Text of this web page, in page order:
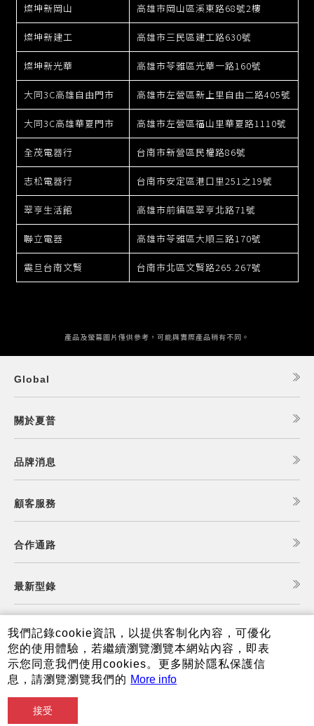
燦坤新岡山 高雄市岡山區溪東路68號2樓
燦坤新建工 高雄市三民區建工路630號
燦坤新光華 高雄市苓雅區光華一路160號
大同3C高雄自由門市 高雄市左營區新上里自由二路405號
大同3C高雄華夏門市 高雄市左營區福山里華夏路1110號
全茂電器行 台南市新營區民權路86號
志松電器行 台南市安定區港口里251之19號
翠亨生活館 高雄市前鎮區翠亨北路71號
聯立電器 高雄市苓雅區大順三路170號
震旦台南文賢 台南市北區文賢路265.267號
產品及螢幕圖片僅供參考，可能與實際產品稍有不同。
Global
關於夏普
品牌消息
顧客服務
合作通路
最新型錄
食譜查詢
夏普可購樂線上商城
我們記錄cookie資訊，以提供客制化內容，可優化
您的使用體驗，若繼續瀏覽瀏覽本網站內容，即表
示您同意我們使用cookies。更多關於隱私保護信
息，請瀏覽瀏覽我們的 More info
接受